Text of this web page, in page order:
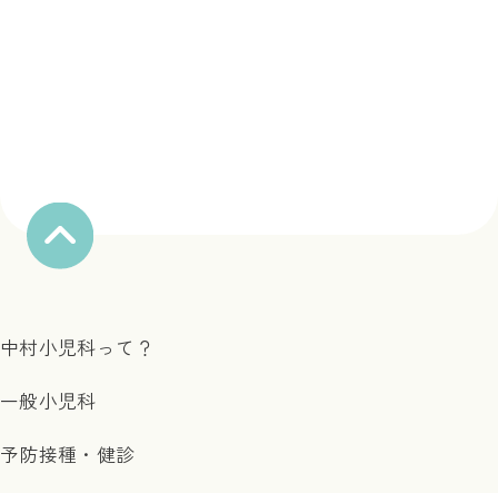
中村小児科って？
一般小児科
予防接種・健診